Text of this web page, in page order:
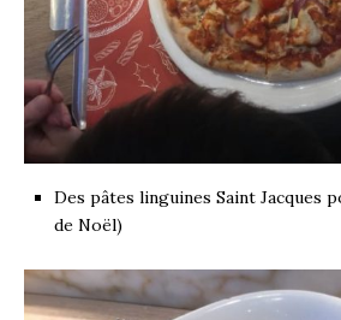
Des pâtes linguines Saint Jacques
de Noël)